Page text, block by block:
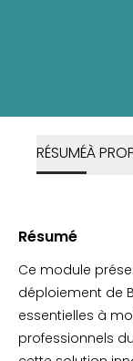
RÉSUMÉÀ
Résumé
Ce module
déploiement de
essentielles à
professionnels